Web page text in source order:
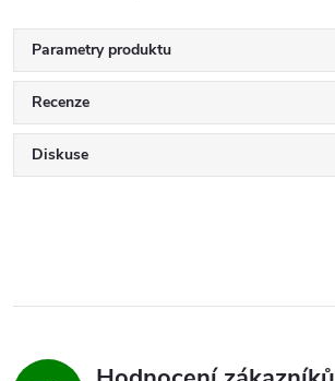
Parametry produktu
Recenze
Diskuse